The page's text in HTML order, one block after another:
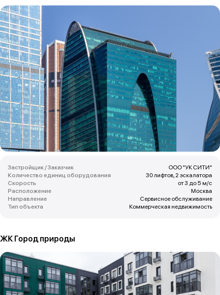
Застройщик / Заказчик
ООО "УК СИТИ"
Количество единиц оборудования
30 лифтов, 2 эскалатора
Скорость
от 3 до 5 м/с
Расположение
Москва
Направление
Сервисное обслуживание
Тип объекта
Коммерческая недвижимость
ЖК Город природы